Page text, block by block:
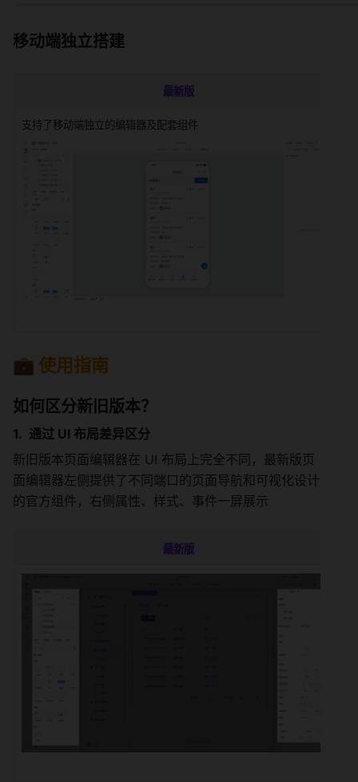
移动端独立搭建
最新版
支持了移动端独立的编辑器及配套组件
💼 使用指南
如何区分新旧版本？
通过 UI 布局差异区分
新旧版本页面编辑器在 UI 布局上完全不同，最新版页
面编辑器左侧提供了不同端口的页面导航和可视化设计
的官方组件，右侧属性、样式、事件一屏展示
最新版